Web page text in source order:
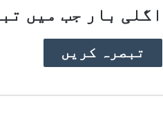
اگلی بار جب میں